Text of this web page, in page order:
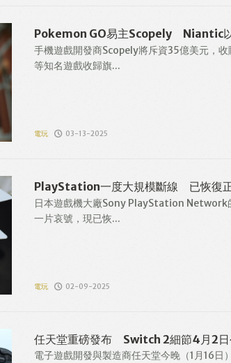
Pokemon GO易主Scopely Niantic以
手機遊戲開發商Scopely將斥資35億美元，
等知名遊戲收歸旗...
電玩 03-13-2025
PlayStation一度大規模斷線 已恢復正
日本遊戲機大廠Sony PlayStation Network
一片哀號，現已恢...
電玩 02-09-2025
任天堂重磅發布 Switch 2細節4月2日
電子遊戲開發與製造商任天堂今晚（1月16